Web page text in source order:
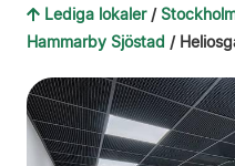
Lediga lokaler /
Hammarby Sjöstad /